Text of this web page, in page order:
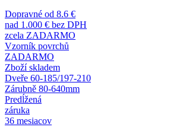
Dopravné od 8.6 €
nad 1.000 € bez DPH
zcela ZADARMO
Vzorník povrchů
ZADARMO
Zboží skladem
Dveře 60-185/197-210
Zárubně 80-640mm
Predĺžená
záruka
36 mesiacov